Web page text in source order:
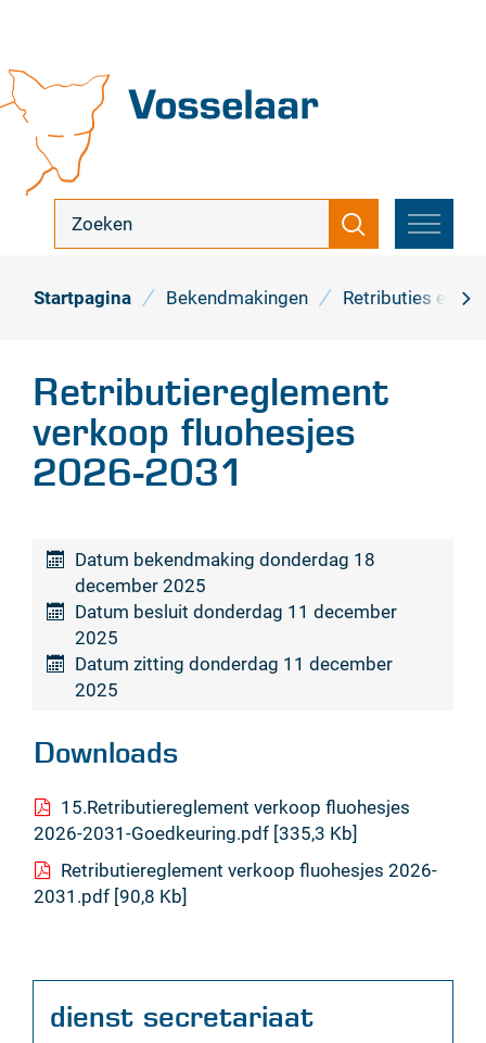
inhoud
Vosselaar
zoek
Zoeken
MENU
Startpagina Bekendmakingen Retributies en
Retributiereglement
verkoop fluohesjes
2026-2031
Datum bekendmaking donderdag 18
december 2025
Datum besluit donderdag 11 december
2025
Datum zitting donderdag 11 december
2025
Downloads
15.Retributiereglement verkoop fluohesjes
2026-2031-Goedkeuring.pdf 335,3 Kb
Retributiereglement verkoop fluohesjes 2026-
2031.pdf 90,8 Kb
Contact
dienst secretariaat